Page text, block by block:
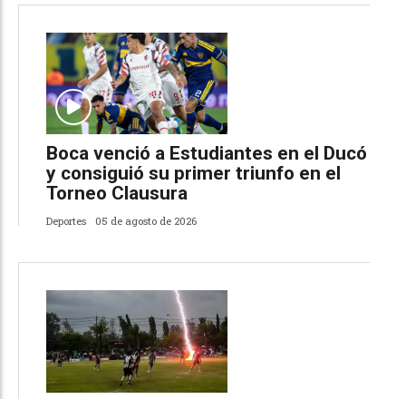
Boca venció a Estudiantes en el Ducó
y consiguió su primer triunfo en el
Torneo Clausura
Deportes 05 de agosto de 2026